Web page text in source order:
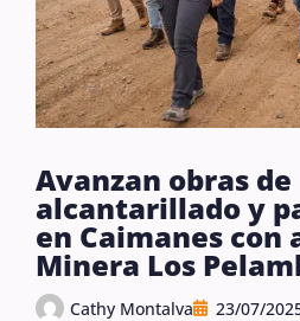
Avanzan obras de
alcantarillado y
en Caimanes con
Minera Los
Cathy Montalva 23/07/